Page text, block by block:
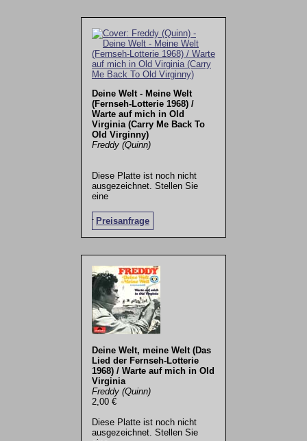
Deine Welt - Meine Welt
(Fernseh-Lotterie 1968) /
Warte auf mich in Old
Virginia (Carry Me Back To
Old Virginny)
Freddy (Quinn)
Diese Platte ist noch nicht
ausgezeichnet. Stellen Sie
eine
Preisanfrage
Deine Welt, meine Welt (Das
Lied der Fernseh-Lotterie
1968) / Warte auf mich in Old
Virginia
Freddy (Quinn)
2,00 €
Diese Platte ist noch nicht
ausgezeichnet. Stellen Sie